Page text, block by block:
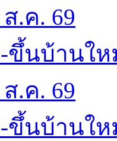
.ค. 69
ขึ้นบ้านใ
.ค. 69
ขึ้นบ้านให